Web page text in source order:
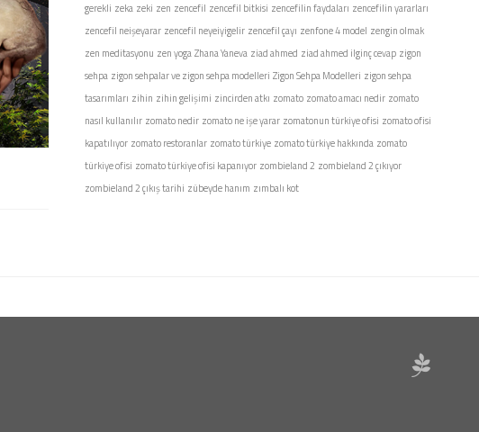
gerekli zeka zeki zen zencefil zencefil bitkisi zencefilin faydaları zencefilin yararları
zencefil neişeyarar zencefil neyeiyigelir zencefil çayı zenfone 4 model zengin olmak
zen meditasyonu zen yogaZhana Yaneva ziad ahmed ziad ahmed ilginç cevap zigon
sehpa zigon sehpalar ve zigon sehpa modelleri Zigon Sehpa Modelleri zigon sehpa
tasarımları zihin zihin gelişimi zincirden atkı zomato zomato amacı nedir zomato
nasıl kullanılır zomato nedir zomato ne işe yarar zomatonun türkiye ofisi zomato ofisi
kapatılıyor zomato restoranlar zomato türkiye zomato türkiye hakkında zomato
türkiye ofisi zomato türkiye ofisi kapanıyor zombieland 2 zombieland 2 çıkıyor
zombieland 2 çıkış tarihi zübeyde hanım zımbalı kot